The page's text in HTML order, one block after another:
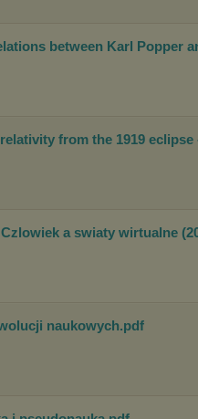
between Karl Popper
from the 1919 eclipse
a swiaty wirtualne
naukowych.pdf